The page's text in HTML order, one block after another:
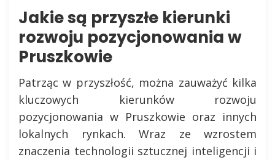
Jakie są przyszłe kierunki
rozwoju pozycjonowania w
Pruszkowie
Patrząc w przyszłość, można zauważyć kilka
kluczowych kierunków rozwoju
pozycjonowania w Pruszkowie oraz innych
lokalnych rynkach. Wraz ze wzrostem
znaczenia technologii sztucznej inteligencji i